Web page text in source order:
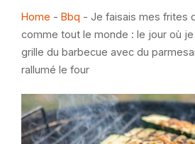
Home - Bbq - Je faisais mes frites
comme tout le monde : le jour où
grille du barbecue avec du
rallumé le four